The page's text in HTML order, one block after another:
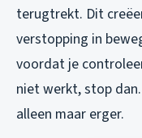
terugtrekt. Dit
verstopping in
voordat je
niet werkt, stop
alleen maar erger.